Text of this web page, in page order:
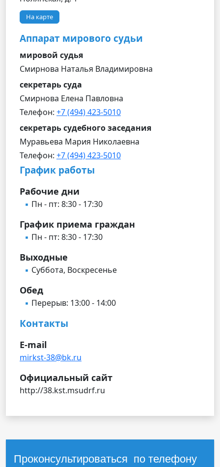
На карте
Аппарат мирового судьи
мировой судья
Смирнова Наталья Владимировна
секретарь суда
Смирнова Елена Павловна
Телефон: +7 (494) 423-5010
секретарь судебного заседания
Муравьева Мария Николаевна
Телефон: +7 (494) 423-5010
График работы
Рабочие дни
Пн - пт: 8:30 - 17:30
График приема граждан
Пн - пт: 8:30 - 17:30
Выходные
Суббота, Воскресенье
Обед
Перерыв: 13:00 - 14:00
Контакты
E-mail
mirkst-38@bk.ru
Официальный сайт
http://38.kst.msudrf.ru